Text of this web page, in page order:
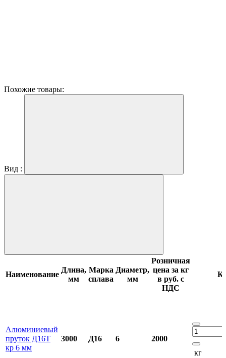
Похожие товары:
Вид :
Наименование
Длина,
мм
Марка
сплава
Диаметр,
мм
Розничная
цена за кг
в руб. с
НДС
Алюминиевый
пруток Д16Т
кр 6 мм
3000 Д16 6
2000
кг